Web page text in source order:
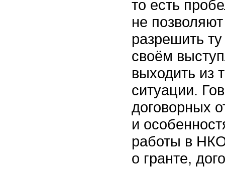
то есть
не
разрешить
своём
выходить из
ситуации.
договорных
и
работы в
о гранте,